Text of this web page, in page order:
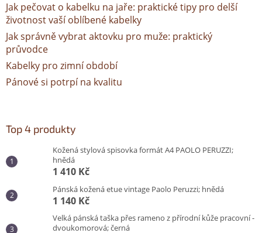
Jak pečovat o kabelku na jaře: praktické tipy pro delší
životnost vaší oblíbené kabelky
Jak správně vybrat aktovku pro muže: praktický
průvodce
Kabelky pro zimní období
Pánové si potrpí na kvalitu
Top 4 produkty
Kožená stylová spisovka formát A4 PAOLO PERUZZI;
hnědá
1 410 Kč
Pánská kožená etue vintage Paolo Peruzzi; hnědá
1 140 Kč
Velká pánská taška přes rameno z přírodní kůže pracovní -
dvoukomorová; černá